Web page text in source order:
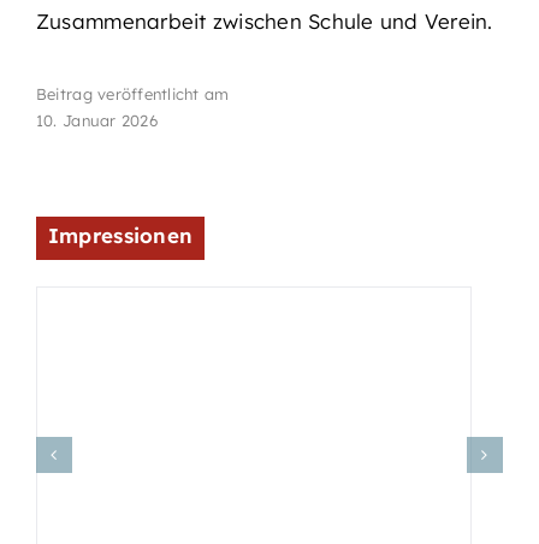
Zusammenarbeit zwischen Schule und Verein.
Beitrag veröffentlicht am
10. Januar 2026
Impressionen